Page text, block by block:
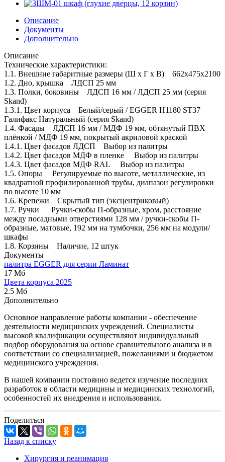
Описание
Документы
Дополнительно
Описание
Технические характеристики:
1.1. Внешние габаритные размеры (Ш х Г х В) 662х475х2100
1.2. Дно, крышка ЛДСП 25 мм
1.3. Полки, боковины ЛДСП 16 мм / ЛДСП 25 мм (серия
Skand)
1.3.1. Цвет корпуса Белый/серый / EGGER H1180 ST37
Галифакс Натуральный (серия Skand)
1.4. Фасады ЛДСП 16 мм / МДФ 19 мм, обтянутый ПВХ
плёнкой / МДФ 19 мм, покрытый акриловой краской
1.4.1. Цвет фасадов ЛДСП Выбор из палитры
1.4.2. Цвет фасадов МДФ в пленке Выбор из палитры
1.4.3. Цвет фасадов МДФ RAL Выбор из палитры
1.5. Опоры Регулируемые по высоте, металлические, из
квадратной профилированной трубы, диапазон регулировки
по высоте 10 мм
1.6. Крепежи Скрытый тип (эксцентриковый)
1.7. Ручки Ручки-скобы П-образные, хром, расстояние
между посадными отверстиями 128 мм / ручки-скобы П-
образные, матовые, 192 мм на тумбочки, 256 мм на модули/
шкафы
1.8. Корзины Наличие, 12 штук
Документы
палитра EGGER для серии Ламинат
17 Мб
Цвета корпуса 2025
2.5 Мб
Дополнительно
Основное направление работы компании - обеспечение
деятельности медицинских учреждений. Специалисты
высокой квалификации осуществляют индивидуальный
подбор оборудования на основе сравнительного анализа и в
соответствии со специализацией, пожеланиями и бюджетом
медицинского учреждения.
В нашей компании постоянно ведется изучение последних
разработок в области медицины и медицинских технологий,
особенностей их внедрения и использования.
Поделиться
Назад к списку
Хирургия и реанимация